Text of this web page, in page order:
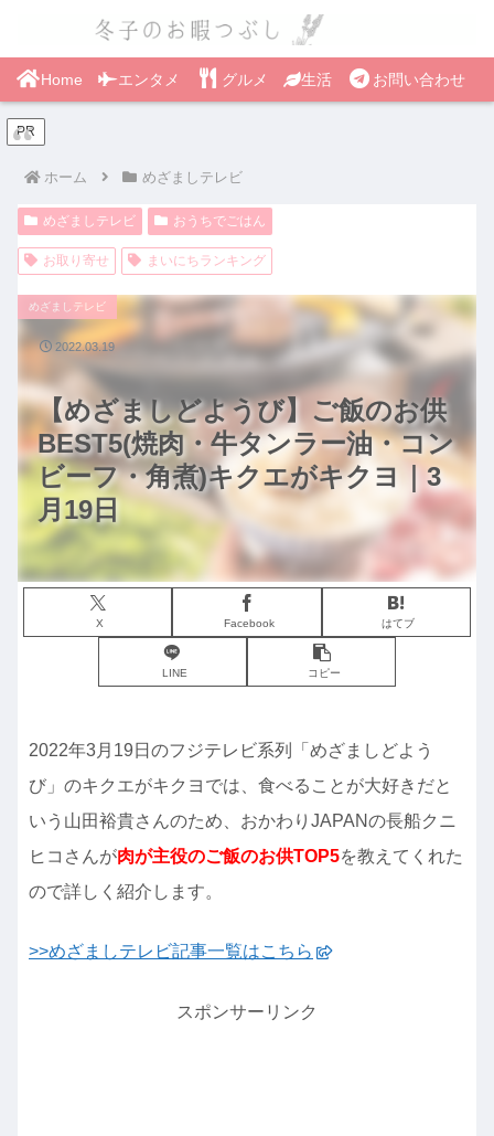
Home エンタメ グルメ 生活 お問い合わせ
PR
ホーム めざましテレビ
めざましテレビ おうちでごはん
お取り寄せ まいにちランキング
【めざましどようび】ご飯のお供
BEST5(焼肉・牛タンラー油・コン
ビーフ・角煮)キクエがキクヨ｜3
月19日
めざましテレビ
X Facebook はてブ
LINE コピー
2022.03.19
2022年3月19日のフジテレビ系列「めざましどよう
び」のキクエがキクヨでは、食べることが大好きだと
いう山田裕貴さんのため、おかわりJAPANの長船クニ
ヒコさんが肉が主役のご飯のお供TOP5を教えてくれた
ので詳しく紹介します。
>>めざましテレビ記事一覧はこちら
スポンサーリンク